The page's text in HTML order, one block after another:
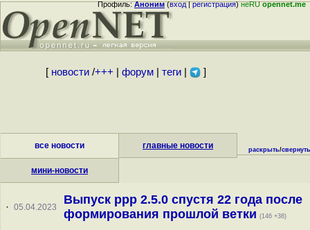
Профиль:Аноним(вход|регистрация)неRUopennet.me
[ новости/+++ форум| теги| ]
все новости главные новости
мини-новости
раскрыть/свернуть
· 05.04.2023
Выпуск ppp 2.5.0 спустя 22 года после
формирования прошлой ветки (146 +38)